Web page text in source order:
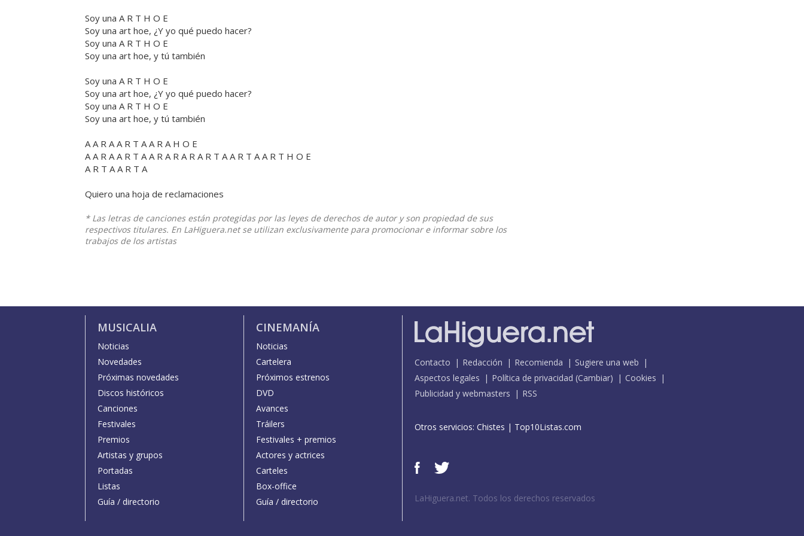
Soy una A R T H O E
Soy una art hoe, ¿Y yo qué puedo hacer?
Soy una A R T H O E
Soy una art hoe, y tú también
Soy una A R T H O E
Soy una art hoe, ¿Y yo qué puedo hacer?
Soy una A R T H O E
Soy una art hoe, y tú también
A A R A A R T A A R A H O E
A A R A A R T A A R A R A R A R T A A R T A A R T H O E
A R T A A R T A
Quiero una hoja de reclamaciones
* Las letras de canciones están protegidas por las leyes de derechos de autor y son propiedad de sus
respectivos titulares. En LaHiguera.net se utilizan exclusivamente para promocionar e informar sobre los
trabajos de los artistas
MUSICALIA
Noticias
Novedades
Próximas novedades
Discos históricos
Canciones
Festivales
Premios
Artistas y grupos
Portadas
Listas
Guía / directorio
CINEMANÍA
Noticias
Cartelera
Próximos estrenos
DVD
Avances
Tráilers
Festivales + premios
Actores y actrices
Carteles
Box-office
Guía / directorio
Contacto Redacción Recomienda
Sugiere una web
Aspectos legales
Política de privacidad (Cambiar)
Cookies
Publicidad y webmasters
RSS
Otros servicios: Chistes | Top10Listas.com
LaHiguera.net. Todos los derechos reservados